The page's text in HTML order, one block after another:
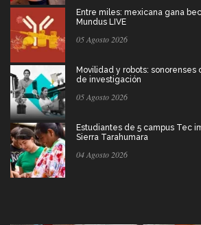
Entre miles: mexicana gana
Mundus LIVE
05 Agosto 2026
Movilidad y robots: sonorenses
de investigación
05 Agosto 2026
Estudiantes de 5 campus Tec
Sierra Tarahumara
04 Agosto 2026